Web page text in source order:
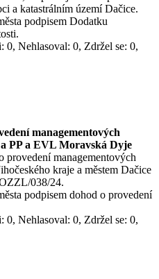
a katastrálním území Dačice.
podpisem Dodatku
0, Nehlasoval: 0, Zdržel se: 0,
managementových
PP a EVL Moravská Dyje
provedení managementových
kraje a městem Dačice
038/24.
podpisem dohod o provedení
0, Nehlasoval: 0, Zdržel se: 0,